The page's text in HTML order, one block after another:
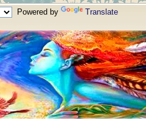
Powered by Translate